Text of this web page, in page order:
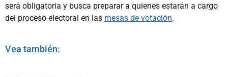
será obligatoria y busca preparar a quienes estarán a cargo
del proceso electoral en las mesas de votación.
Vea también: